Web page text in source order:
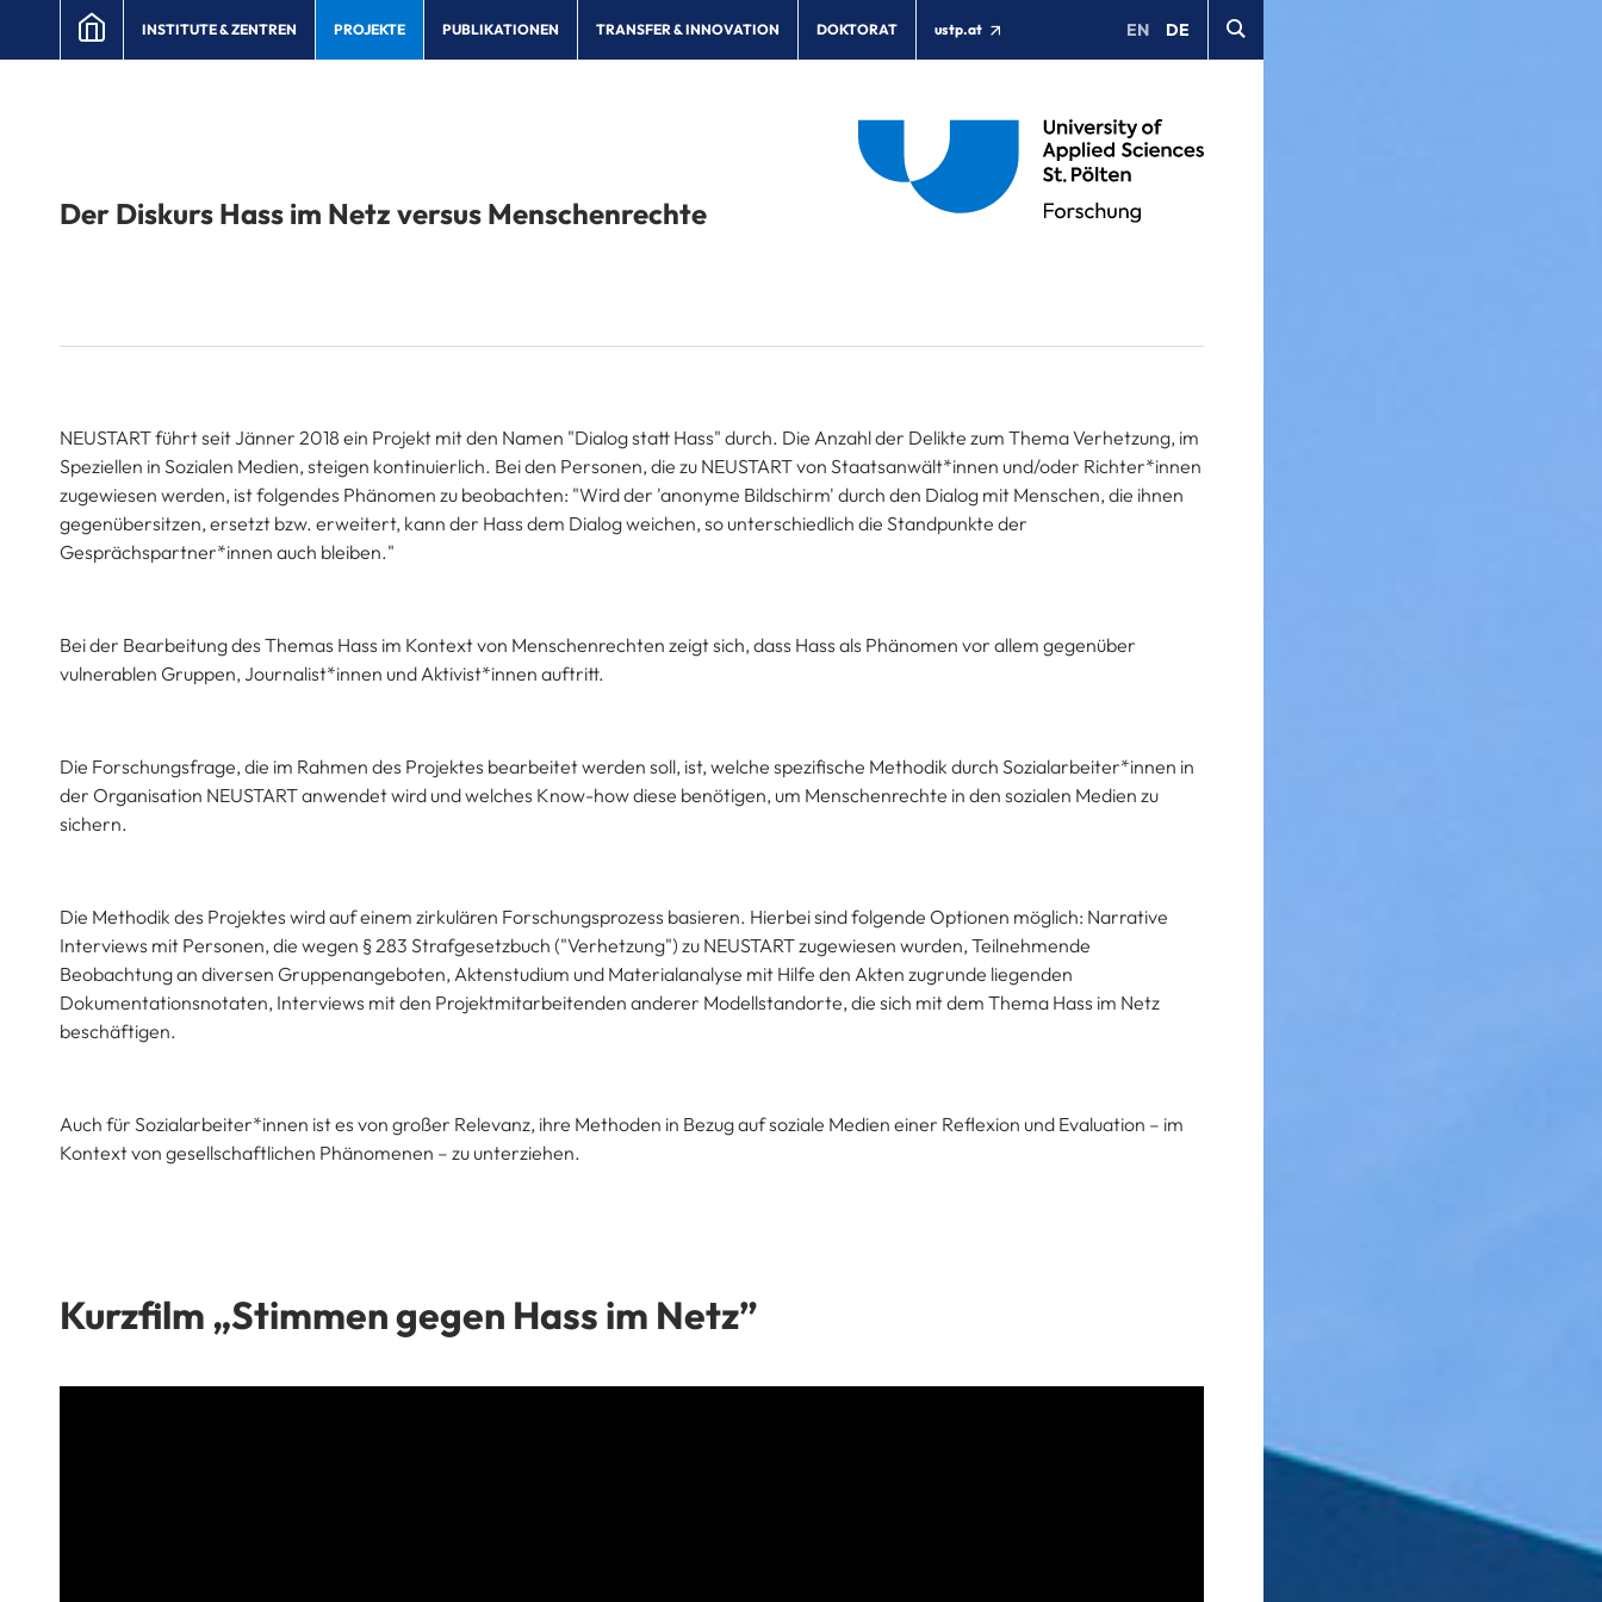
INSTITUTE & ZENTREN PROJEKTE PUBLIKATIONEN TRANSFER & INNOVATION DOKTORAT ustp.at EN DE
Der Diskurs Hass im Netz versus Menschenrechte
NEUSTART führt seit Jänner 2018 ein Projekt mit den Namen "Dialog statt Hass" durch. Die Anzahl der Delikte zum Thema Verhetzung, im
Speziellen in Sozialen Medien, steigen kontinuierlich. Bei den Personen, die zu NEUSTART von Staatsanwält*innen und/oder Richter*innen
zugewiesen werden, ist folgendes Phänomen zu beobachten: "Wird der 'anonyme Bildschirm' durch den Dialog mit Menschen, die ihnen
gegenübersitzen, ersetzt bzw. erweitert, kann der Hass dem Dialog weichen, so unterschiedlich die Standpunkte der
Gesprächspartner*innen auch bleiben."
Bei der Bearbeitung des Themas Hass im Kontext von Menschenrechten zeigt sich, dass Hass als Phänomen vor allem gegenüber
vulnerablen Gruppen, Journalist*innen und Aktivist*innen auftritt.
Die Forschungsfrage, die im Rahmen des Projektes bearbeitet werden soll, ist, welche spezifische Methodik durch Sozialarbeiter*innen in
der Organisation NEUSTART anwendet wird und welches Know-how diese benötigen, um Menschenrechte in den sozialen Medien zu
sichern.
Die Methodik des Projektes wird auf einem zirkulären Forschungsprozess basieren. Hierbei sind folgende Optionen möglich: Narrative
Interviews mit Personen, die wegen § 283 Strafgesetzbuch ("Verhetzung") zu NEUSTART zugewiesen wurden, Teilnehmende
Beobachtung an diversen Gruppenangeboten, Aktenstudium und Materialanalyse mit Hilfe den Akten zugrunde liegenden
Dokumentationsnotaten, Interviews mit den Projektmitarbeitenden anderer Modellstandorte, die sich mit dem Thema Hass im Netz
beschäftigen.
Auch für Sozialarbeiter*innen ist es von großer Relevanz, ihre Methoden in Bezug auf soziale Medien einer Reflexion und Evaluation – im
Kontext von gesellschaftlichen Phänomenen – zu unterziehen.
Kurzfilm „Stimmen gegen Hass im Netz”